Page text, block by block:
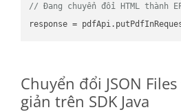
// Đang chuyển đổi HTML thành
Chuyển đổi JSON
giản trên SDK Java